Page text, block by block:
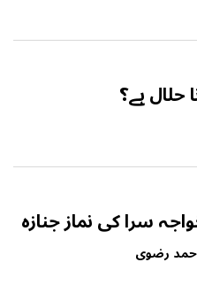
حلال ہے؟
سرا کی نماز جنازہ
رضوی